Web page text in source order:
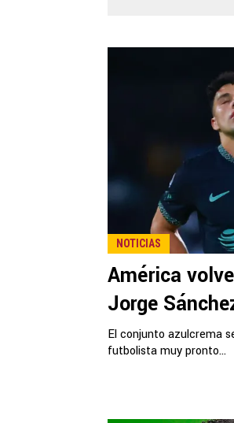
NOTICIAS
América
Jorge
El conjunto azulcrema
futbolista muy pronto...